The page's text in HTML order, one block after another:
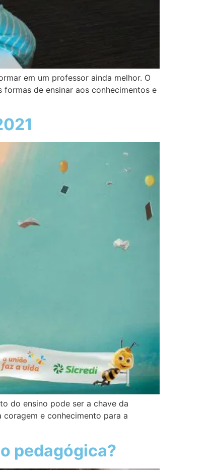
em um professor ainda melhor. O
de ensinar aos conhecimentos e
do ensino pode ser a chave da
e conhecimento para a
pedagógica?